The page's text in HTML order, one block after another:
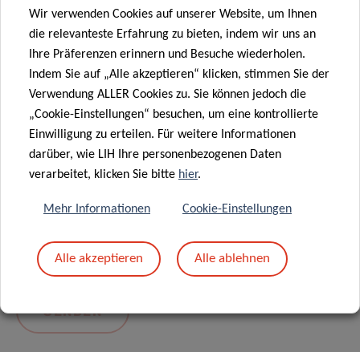
Mit dem Absenden Ihrer Nachricht erklären Sie
Datenschutzrichtlinie.
Wir verwenden Cookies auf unserer Website, um Ihnen
die relevanteste Erfahrung zu bieten, indem wir uns an
Ihre Präferenzen erinnern und Besuche wiederholen.
Indem Sie auf „Alle akzeptieren“ klicken, stimmen Sie der
Verwendung ALLER Cookies zu. Sie können jedoch die
„Cookie-Einstellungen“ besuchen, um eine kontrollierte
Einwilligung zu erteilen. Für weitere Informationen
darüber, wie LIH Ihre personenbezogenen Daten
verarbeitet, klicken Sie bitte hier.
Mehr Informationen Cookie-Einstellungen
Alle akzeptieren Alle ablehnen